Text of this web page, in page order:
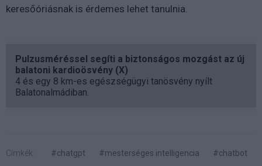
keresőóriásnak is érdemes lehet tanulnia.
Pulzusméréssel segíti a biztonságos mozgást az új
balatoni kardioösvény (X)
4 és egy 8 km-es egészségügyi tanösvény nyílt
Balatonalmádiban.
Címkék: #chatgpt #mesterséges intelligencia
#chatbot